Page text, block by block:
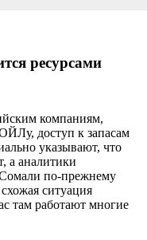
ресурсами
компаниям,
доступ к запасам
указывают, что
а аналитики
по-прежнему
ситуация
там работают многие